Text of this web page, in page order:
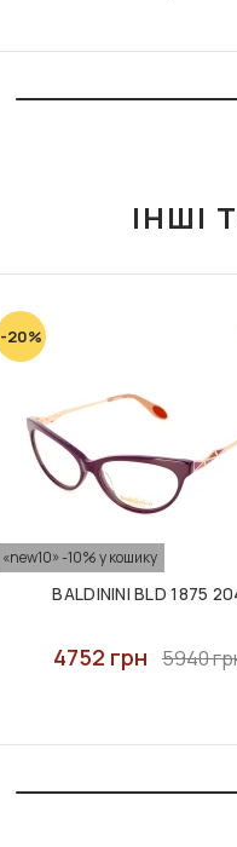
ІНШІ
-20%
«new10» -10% у кошику
BALDININI BLD 1875
4752 грн 5940